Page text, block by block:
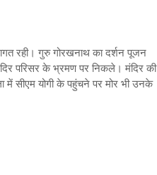
रही। गुरु गोरखनाथ का दर्शन पूजन
परिसर के भ्रमण पर निकले। मंदिर की
में सीएम योगी के पहुंचने पर मोर भी उनके